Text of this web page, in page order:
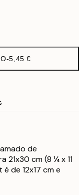
-5,45 €
de
21x30 cm (8 ¼ x 11
de 12x17 cm e